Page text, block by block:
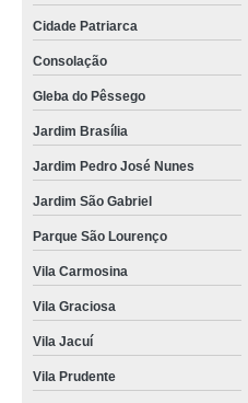
Cidade Patriarca
Consolação
Gleba do Pêssego
Jardim Brasília
Jardim Pedro José Nunes
Jardim São Gabriel
Parque São Lourenço
Vila Carmosina
Vila Graciosa
Vila Jacuí
Vila Prudente